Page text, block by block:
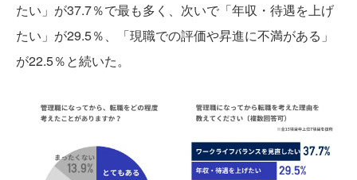
たい」が37.7％で最も多く、次いで「年収・待遇を上げ
たい」が29.5％、「現職での評価や昇進に不満がある」
が22.5％と続いた。